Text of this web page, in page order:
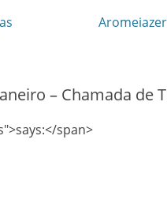
– Chamada de
span>